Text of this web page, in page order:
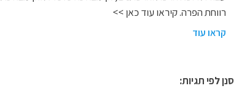
רווחת הפרה. קיראו עוד כאן >>
קראו עוד
סנן לפי תגיות: